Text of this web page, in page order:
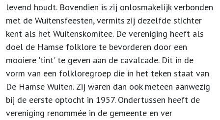
levend houdt. Bovendien is zij onlosmakelijk verbonden
met de Wuitensfeesten, vermits zij dezelfde stichter
kent als het Wuitenskomitee. De vereniging heeft als
doel de Hamse folklore te bevorderen door een
mooiere 'tint' te geven aan de cavalcade. Dit in de
vorm van een folkloregroep die in het teken staat van
De Hamse Wuiten. Zij waren dan ook meteen aanwezig
bij de eerste optocht in 1957. Ondertussen heeft de
vereniging renommée in de gemeente en ver